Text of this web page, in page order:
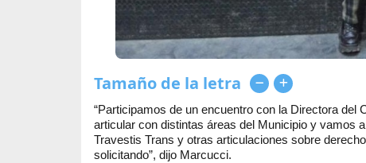
Tamaño de la letra
“Participamos de un encuentro con la Directora del
articular con distintas áreas del Municipio y vamos
Travestis Trans y otras articulaciones sobre
solicitando”, dijo Marcucci.